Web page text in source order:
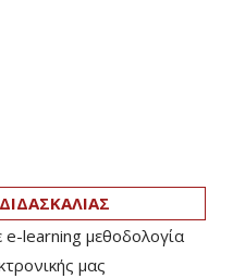
e-learning μεθοδολογία
μας